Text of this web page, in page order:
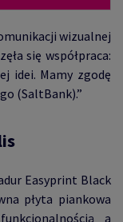
wizualnej
się współpraca:
idei. Mamy zgodę
(SaltBank).”
Easyprint Black
płyta piankowa
a